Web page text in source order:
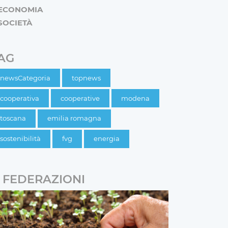
newsCategoria topnews
cooperativa cooperative modena
toscana emilia romagna
sostenibilità fvg energia
FEDERAZIONI